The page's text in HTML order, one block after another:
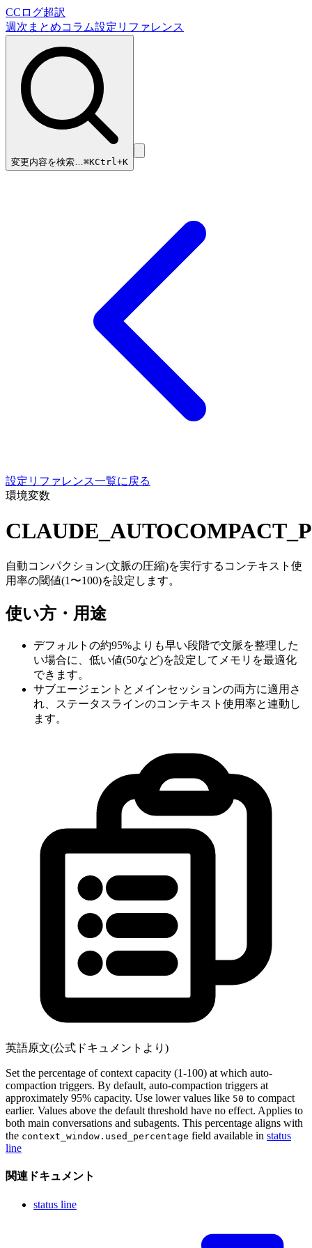
CCログ超訳
週次まとめコラム設定リファレンス
変更内容を検索…⌘KCtrl+K
設定リファレンス一覧に戻る
環境変数
自動コンパクション(文脈の圧縮)を実行するコンテキスト使
用率の閾値(1〜100)を設定します。
使い方・用途
デフォルトの約95%よりも早い段階で文脈を整理した
い場合に、低い値(50など)を設定してメモリを最適化
できます。
サブエージェントとメインセッションの両方に適用さ
れ、ステータスラインのコンテキスト使用率と連動し
ます。
英語原文(公式ドキュメントより)
Set the percentage of context capacity (1-100) at which auto-
compaction triggers. By default, auto-compaction triggers at
approximately 95% capacity. Use lower values like 50 to compact
earlier. Values above the default threshold have no effect. Applies to
both main conversations and subagents. This percentage aligns with
the context_window.used_percentage field available in status
line
関連ドキュメント
status line